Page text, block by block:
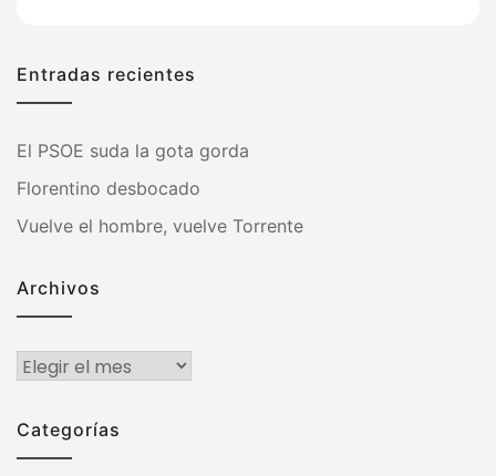
Entradas recientes
El PSOE suda la gota gorda
Florentino desbocado
Vuelve el hombre, vuelve Torrente
Archivos
Archivos
Categorías